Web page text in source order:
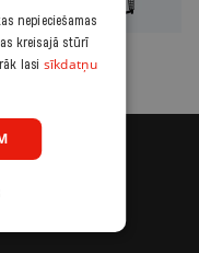
nepieciešamas
kreisajā stūrī
lasi sīkdatņu